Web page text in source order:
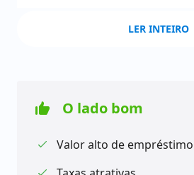
Outro benefício é a LER INTEIRO
O lado bom
Valor alto de empréstimo